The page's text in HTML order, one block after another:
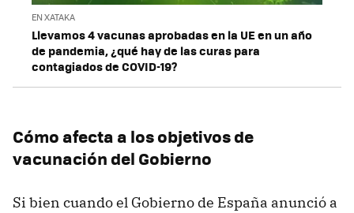
EN XATAKA
Llevamos 4 vacunas aprobadas en la UE en un año
de pandemia, ¿qué hay de las curas para
contagiados de COVID-19?
Cómo afecta a los objetivos de
vacunación del Gobierno
Si bien cuando el Gobierno de España anunció a